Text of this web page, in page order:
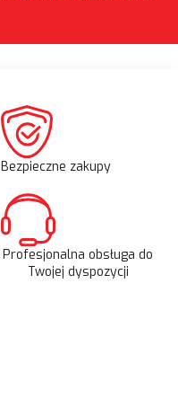
Bezpieczne zakupy
Profesjonalna obsługa do
Twojej dyspozycji